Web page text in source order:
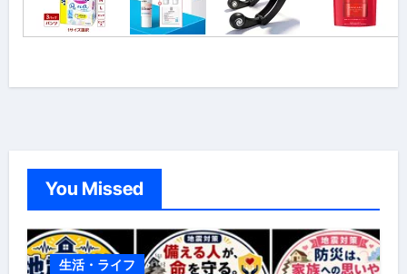
You Missed
生活・ライフ